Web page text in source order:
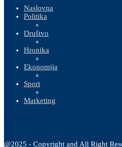
Naslovna
Politika
Društvo
Hronika
Ekonomija
Sport
Marketing
@2025 - Copyright and All Right